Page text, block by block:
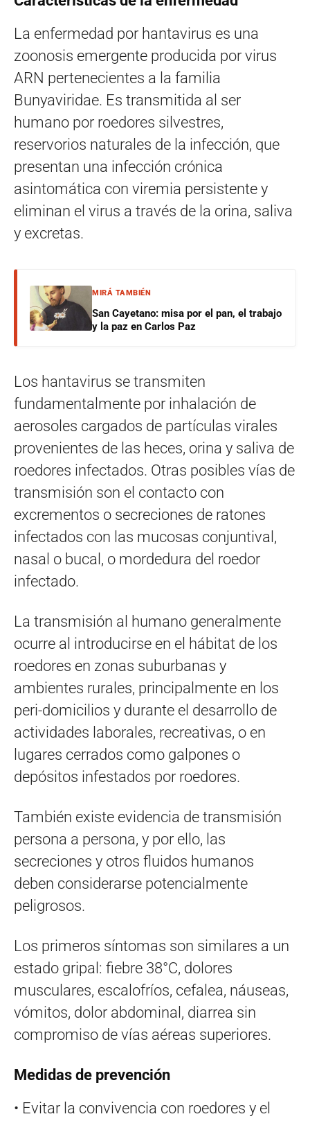
La enfermedad por hantavirus es una
zoonosis emergente producida por virus
ARN pertenecientes a la familia
Bunyaviridae. Es transmitida al ser
humano por roedores silvestres,
reservorios naturales de la infección, que
presentan una infección crónica
asintomática con viremia persistente y
eliminan el virus a través de la orina, saliva
y excretas.
MIRÁ TAMBIÉN
San Cayetano: misa por el pan, el trabajo
y la paz en Carlos Paz
Los hantavirus se transmiten
fundamentalmente por inhalación de
aerosoles cargados de partículas virales
provenientes de las heces, orina y saliva de
roedores infectados. Otras posibles vías de
transmisión son el contacto con
excrementos o secreciones de ratones
infectados con las mucosas conjuntival,
nasal o bucal, o mordedura del roedor
infectado.
La transmisión al humano generalmente
ocurre al introducirse en el hábitat de los
roedores en zonas suburbanas y
ambientes rurales, principalmente en los
peri-domicilios y durante el desarrollo de
actividades laborales, recreativas, o en
lugares cerrados como galpones o
depósitos infestados por roedores.
También existe evidencia de transmisión
persona a persona, y por ello, las
secreciones y otros fluidos humanos
deben considerarse potencialmente
peligrosos.
Los primeros síntomas son similares a un
estado gripal: fiebre 38°C, dolores
musculares, escalofríos, cefalea, náuseas,
vómitos, dolor abdominal, diarrea sin
compromiso de vías aéreas superiores.
Medidas de prevención
• Evitar la convivencia con roedores y el